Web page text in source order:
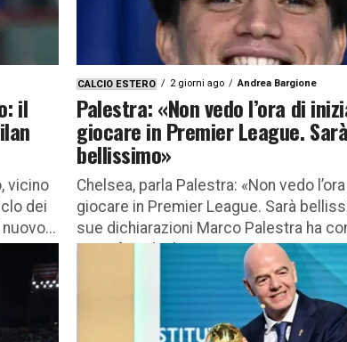
il
vicino
dei
CALCIO ESTERO 2 giorni ago Andrea Bargione
Palestra: «Non vedo l’ora di
giocare in Premier League. Sarà
bellissimo»
Chelsea, parla Palestra: «Non vedo
giocare in Premier League. Sarà
sue dichiarazioni Marco Palestra ha
microfoni di Sky...